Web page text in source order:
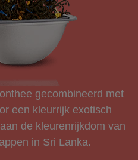
gecombineerd met
een kleurrijk exotisch
de kleurenrijkdom van
in Sri Lanka.